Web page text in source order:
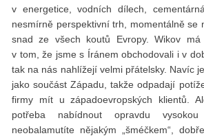
v energetice, vodních dílech,
nesmírně perspektivní trh, momentálně se
snad ze všech koutů Evropy. Wikov
v tom, že jsme s Íránem obchodovali i v
tak na nás nahlížejí velmi přátelsky. Navíc
jako součást Západu, takže odpadají
firmy mít u západoevropských klientů.
potřeba nabídnout opravdu
neobalamutíte nějakým „šméčkem“,